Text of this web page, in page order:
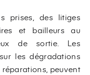
prises, des litiges
et bailleurs au
de sortie. Les
les dégradations
peuvent